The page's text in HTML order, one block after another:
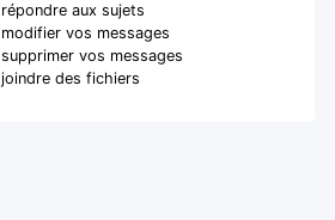
répondre aux sujets
modifier vos messages
supprimer vos messages
joindre des fichiers